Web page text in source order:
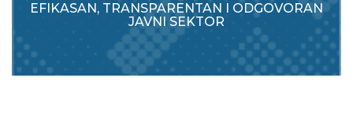
EFIKASAN, TRANSPARENTAN I ODGOVORAN
JAVNI SEKTOR